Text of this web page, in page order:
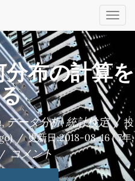
布の計算を
,データ分析,統計検定 / 投
/ 更新日:2018-08-16( 7年,
/ コメント